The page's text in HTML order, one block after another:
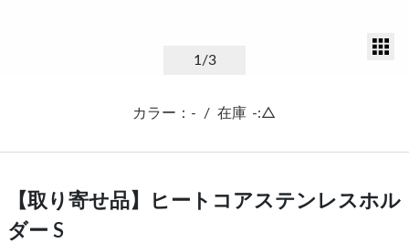
1/3
カラー：- / 在庫 -:△
【取り寄せ品】ヒートコアステンレスホル
ダー S